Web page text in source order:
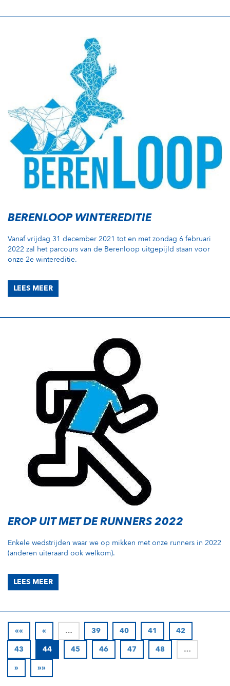
BERENLOOP WINTEREDITIE
Vanaf vrijdag 31 december 2021 tot en met zondag 6 februari
2022 zal het parcours van de Berenloop uitgepijld staan voor
onze 2e wintereditie.
LEES MEER
EROP UIT MET DE RUNNERS 2022
Enkele wedstrijden waar we op mikken met onze runners in 2022
(anderen uiteraard ook welkom).
LEES MEER
«« « … 39 40 41
42
43
44 45 46 47 48
…
»
»»